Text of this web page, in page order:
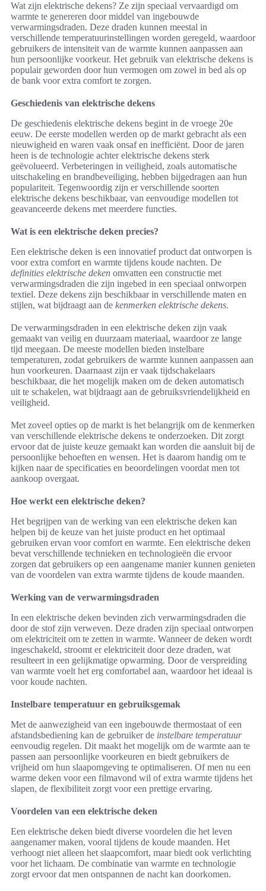
Wat zijn elektrische dekens? Ze zijn speciaal vervaardigd om
warmte te genereren door middel van ingebouwde
verwarmingsdraden. Deze draden kunnen meestal in
verschillende temperatuurinstellingen worden geregeld, waardoor
gebruikers de intensiteit van de warmte kunnen aanpassen aan
hun persoonlijke voorkeur. Het gebruik van elektrische dekens is
populair geworden door hun vermogen om zowel in bed als op
de bank voor extra comfort te zorgen.
Geschiedenis van elektrische dekens
De geschiedenis elektrische dekens begint in de vroege 20e
eeuw. De eerste modellen werden op de markt gebracht als een
nieuwigheid en waren vaak onsaf en inefficiënt. Door de jaren
heen is de technologie achter elektrische dekens sterk
geëvolueerd. Verbeteringen in veiligheid, zoals automatische
uitschakeling en brandbeveiliging, hebben bijgedragen aan hun
populariteit. Tegenwoordig zijn er verschillende soorten
elektrische dekens beschikbaar, van eenvoudige modellen tot
geavanceerde dekens met meerdere functies.
Wat is een elektrische deken precies?
Een elektrische deken is een innovatief product dat ontworpen is
voor extra comfort en warmte tijdens koude nachten. De
definities elektrische deken omvatten een constructie met
verwarmingsdraden die zijn ingebed in een speciaal ontworpen
textiel. Deze dekens zijn beschikbaar in verschillende maten en
stijlen, wat bijdraagt aan de kenmerken elektrische dekens.
De verwarmingsdraden in een elektrische deken zijn vaak
gemaakt van veilig en duurzaam materiaal, waardoor ze lange
tijd meegaan. De meeste modellen bieden instelbare
temperaturen, zodat gebruikers de warmte kunnen aanpassen aan
hun voorkeuren. Daarnaast zijn er vaak tijdschakelaars
beschikbaar, die het mogelijk maken om de deken automatisch
uit te schakelen, wat bijdraagt aan de gebruiksvriendelijkheid en
veiligheid.
Met zoveel opties op de markt is het belangrijk om de kenmerken
van verschillende elektrische dekens te onderzoeken. Dit zorgt
ervoor dat de juiste keuze gemaakt kan worden die aansluit bij de
persoonlijke behoeften en wensen. Het is daarom handig om te
kijken naar de specificaties en beoordelingen voordat men tot
aankoop overgaat.
Hoe werkt een elektrische deken?
Het begrijpen van de werking van een elektrische deken kan
helpen bij de keuze van het juiste product en het optimaal
gebruiken ervan voor comfort en warmte. Een elektrische deken
bevat verschillende technieken en technologieën die ervoor
zorgen dat gebruikers op een aangename manier kunnen genieten
van de voordelen van extra warmte tijdens de koude maanden.
Werking van de verwarmingsdraden
In een elektrische deken bevinden zich verwarmingsdraden die
door de stof zijn verweven. Deze draden zijn speciaal ontworpen
om elektriciteit om te zetten in warmte. Wanneer de deken wordt
ingeschakeld, stroomt er elektriciteit door deze draden, wat
resulteert in een gelijkmatige opwarming. Door de verspreiding
van warmte voelt het erg comfortabel aan, waardoor het ideaal is
voor koude nachten.
Instelbare temperatuur en gebruiksgemak
Met de aanwezigheid van een ingebouwde thermostaat of een
afstandsbediening kan de gebruiker de instelbare temperatuur
eenvoudig regelen. Dit maakt het mogelijk om de warmte aan te
passen aan persoonlijke voorkeuren en biedt gebruikers de
vrijheid om hun slaapomgeving te optimaliseren. Of men nu een
warme deken voor een filmavond wil of extra warmte tijdens het
slapen, de flexibiliteit zorgt voor een prettige ervaring.
Voordelen van een elektrische deken
Een elektrische deken biedt diverse voordelen die het leven
aangenamer maken, vooral tijdens de koude maanden. Het
verhoogt niet alleen het slaapcomfort, maar biedt ook verlichting
voor het lichaam. De combinatie van warmte en technologie
zorgt ervoor dat men ontspannen de nacht kan doorkomen.